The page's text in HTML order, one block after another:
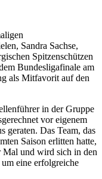
Sandra Sachse,
Spitzenschützen
Bundesligafinale am
als Mitfavorit auf den
in der Gruppe
vor eigenem
geraten. Das Team, das
Saison erlitten hatte,
Mal und wird sich in den
um eine erfolgreiche